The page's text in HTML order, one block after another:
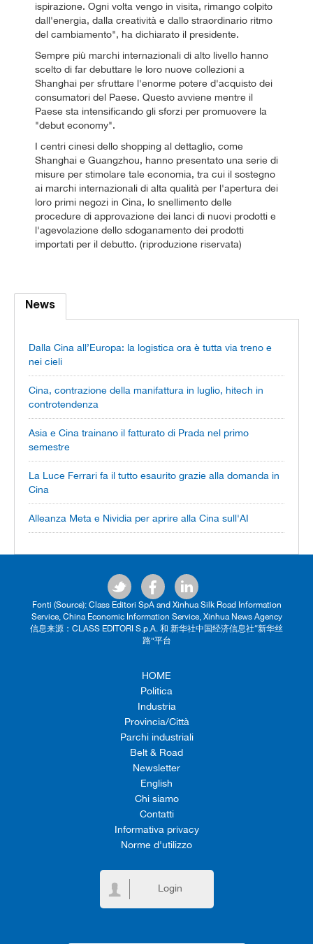
ispirazione. Ogni volta vengo in visita, rimango colpito
dall'energia, dalla creatività e dallo straordinario ritmo
del cambiamento", ha dichiarato il presidente.
Sempre più marchi internazionali di alto livello hanno
scelto di far debuttare le loro nuove collezioni a
Shanghai per sfruttare l'enorme potere d'acquisto dei
consumatori del Paese. Questo avviene mentre il
Paese sta intensificando gli sforzi per promuovere la
"debut economy".
I centri cinesi dello shopping al dettaglio, come
Shanghai e Guangzhou, hanno presentato una serie di
misure per stimolare tale economia, tra cui il sostegno
ai marchi internazionali di alta qualità per l'apertura dei
loro primi negozi in Cina, lo snellimento delle
procedure di approvazione dei lanci di nuovi prodotti e
l'agevolazione dello sdoganamento dei prodotti
importati per il debutto. (riproduzione riservata)
News
Dalla Cina all’Europa: la logistica ora è tutta via treno e
nei cieli
Cina, contrazione della manifattura in luglio, hitech in
controtendenza
Asia e Cina trainano il fatturato di Prada nel primo
semestre
La Luce Ferrari fa il tutto esaurito grazie alla domanda in
Cina
Alleanza Meta e Nividia per aprire alla Cina sull'AI
Fonti (Source): Class Editori SpA and Xinhua Silk Road Information
Service, China Economic Information Service, Xinhua News Agency
信息来源：CLASS EDITORI S.p.A. 和 新华社中国经济信息社“新华丝
路”平台
HOME
Politica
Industria
Provincia/Città
Parchi industriali
Belt & Road
Newsletter
English
Chi siamo
Contatti
Informativa privacy
Norme d'utilizzo
Login